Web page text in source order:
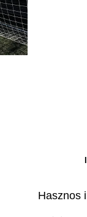
Hasznos